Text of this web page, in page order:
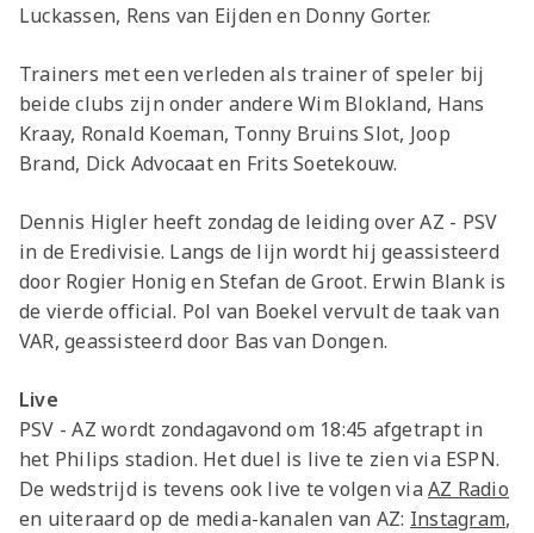
Luckassen, Rens van Eijden en Donny Gorter.
Trainers met een verleden als trainer of speler bij
beide clubs zijn onder andere Wim Blokland, Hans
Kraay, Ronald Koeman, Tonny Bruins Slot, Joop
Brand, Dick Advocaat en Frits Soetekouw.
Dennis Higler heeft zondag de leiding over AZ - PSV
in de Eredivisie. Langs de lijn wordt hij geassisteerd
door Rogier Honig en Stefan de Groot. Erwin Blank is
de vierde official. Pol van Boekel vervult de taak van
VAR, geassisteerd door Bas van Dongen.
Live
PSV - AZ wordt zondagavond om 18:45 afgetrapt in
het Philips stadion. Het duel is live te zien via ESPN.
De wedstrijd is tevens ook live te volgen viaAZ Radio
en uiteraard op de media-kanalen van AZ: Instagram,